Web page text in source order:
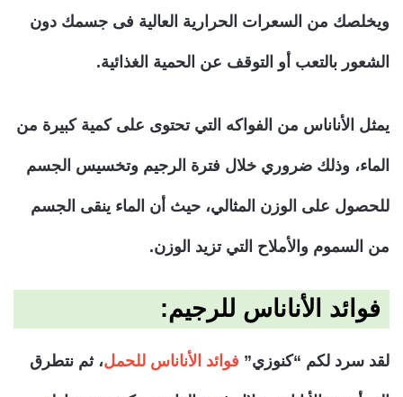
ويخلصك من السعرات الحرارية العالية فى جسمك دون
الشعور بالتعب أو التوقف عن الحمية الغذائية.
يمثل الأناناس من الفواكه التي تحتوى على كمية كبيرة من
الماء، وذلك ضروري خلال فترة الرجيم وتخسيس الجسم
للحصول على الوزن المثالي، حيث أن الماء ينقى الجسم
من السموم والأملاح التي تزيد الوزن.
فوائد الأناناس للرجيم:
لقد سرد لكم “كنوزي” فوائد الأناناس للحمل، ثم نتطرق